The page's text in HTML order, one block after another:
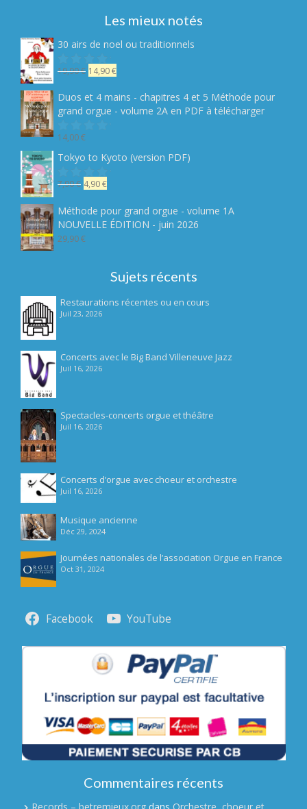
Les mieux notés
30 airs de noel ou traditionnels
Notesur
5
19,90€ Le
initial
était :
19,90 €.
14,90€Le
actuel
est :
Duos et 4 mains - chapitres 4 et 5 Méthode pour
grand orgue - volume 2A en PDF à télécharger
Note
5
14,00€
Tokyo to Kyoto (version PDF)
Notesur
5
7,90€ Le
initial
était :
7,90 €.
4,90€Le
actuel
est :
Méthode pour grand orgue - volume 1A
NOUVELLE ÉDITION - juin 2026
29,90€
Sujets récents
Restaurations récentes ou en cours
Juil 23, 2026
Concerts avec le Big Band Villeneuve Jazz
Juil 16, 2026
Spectacles-concerts orgue et théâtre
Juil 16, 2026
Concerts d’orgue avec choeur et orchestre
Juil 16, 2026
Musique ancienne
Déc 29, 2024
Journées nationales de l’association Orgue en France
Oct 31, 2024
Facebook YouTube
Commentaires récents
Records – betremieux.org dans Orchestre, choeur et